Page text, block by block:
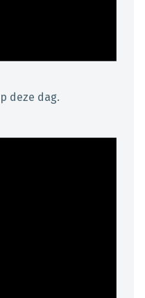
deze dag.